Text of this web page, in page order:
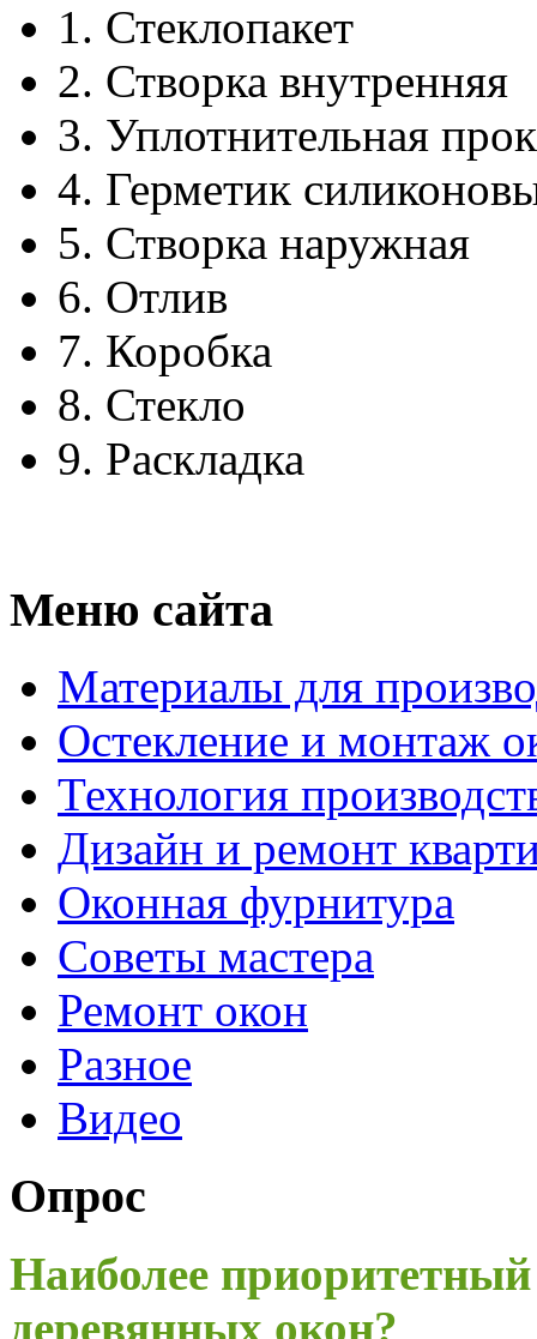
1. Стеклопакет
2. Створка внутренняя
3. Уплотнительная
4. Герметик
5. Створка наружная
6. Отлив
7. Коробка
8. Стекло
9. Раскладка
Меню сайта
Материалы для
Остекление и монтаж
Технология
Дизайн и ремонт
Оконная фурнитура
Советы мастера
Ремонт окон
Разное
Видео
Опрос
Наиболее
деревянных окон?